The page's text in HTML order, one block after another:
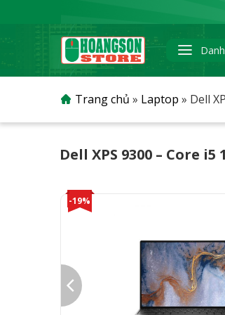
content
Trang chủ » Laptop » Dell
Dell XPS 9300 – Core i5
-19%